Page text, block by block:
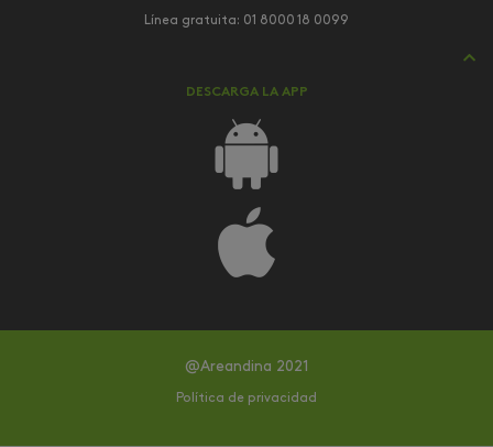
Línea gratuita: 01 8000 18 0099
DESCARGA LA APP
@Areandina 2021
Política de privacidad